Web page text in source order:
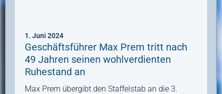
1. Juni 2024
Geschäftsführer Max Prem tritt nach
49 Jahren seinen wohlverdienten
Ruhestand an
Max Prem übergibt den Staffelstab an die 3.